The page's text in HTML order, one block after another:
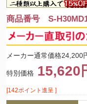
商品番号 S-
メーカー通常価格24,200
特別価格 15,620
[142ポイント進呈 ]